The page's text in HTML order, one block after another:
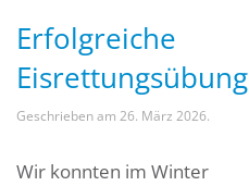
Erfolgreiche
Eisrettungsübung
Geschrieben am 26. März 2026.
Wir konnten im Winter